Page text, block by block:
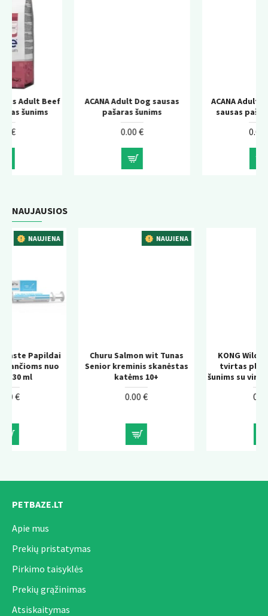
ACANA Adult Dog sausas
pašaras šunims
ACANA Adult Large Breed
sausas pašaras šunims
NAUJAUSIOS
Churu Salmon wit Tunas
Senior kreminis skanėstas
KONG Wild Knots Bear –
tvirtas pliušinis žaislas
šunims su virvės
PETBAZE.LT
Apie mus
Prekių pristatymas
Pirkimo taisyklės
Prekių grąžinimas
Atsiskaitymas